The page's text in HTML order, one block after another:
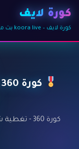
كورة لايف
كورة لايف – koora live بث مباشر مباريات اليوم
كورة 360 - تغطية شاملة 360 درجة لكل مباريات الدوريات.